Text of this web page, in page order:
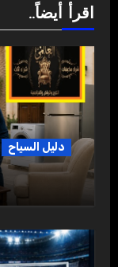
اقرأ أيضاً..
دليل السياح